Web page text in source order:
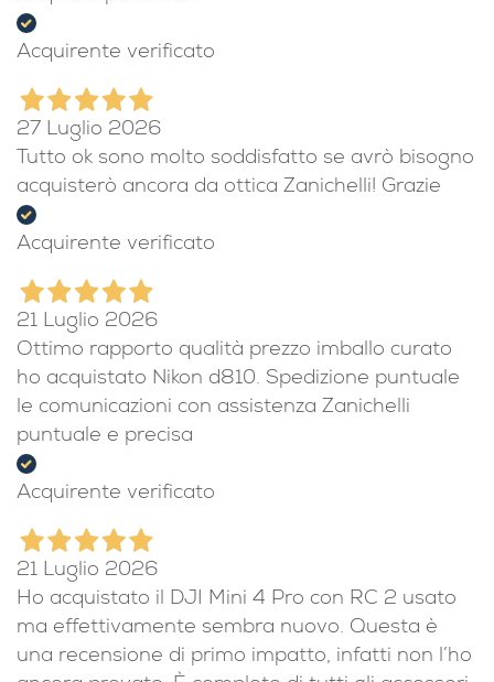
27 Luglio 2026
Acquirente verificato
27 Luglio 2026
Tutto ok sono molto soddisfatto se avrò bisogno
Acquirente verificato
21 Luglio 2026
Ottimo rapporto qualità prezzo imballo curato
ho acquistato Nikon d810. Spedizione puntuale
le comunicazioni con assistenza Zanichelli
Acquirente verificato
21 Luglio 2026